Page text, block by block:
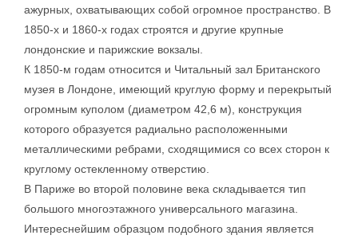
ажурных, охватывающих собой огромное пространство. В
1850-х и 1860-х годах строятся и другие крупные
лондонские и парижские вокзалы.
К 1850-м годам относится и Читальный зал Британского
музея в Лондоне, имеющий круглую форму и перекрытый
огромным куполом (диаметром 42,6 м), конструкция
которого образуется радиально расположенными
металлическими ребрами, сходящимися со всех сторон к
круглому остекленному отверстию.
В Париже во второй половине века складывается тип
большого многоэтажного универсального магазина.
Интереснейшим образцом подобного здания является